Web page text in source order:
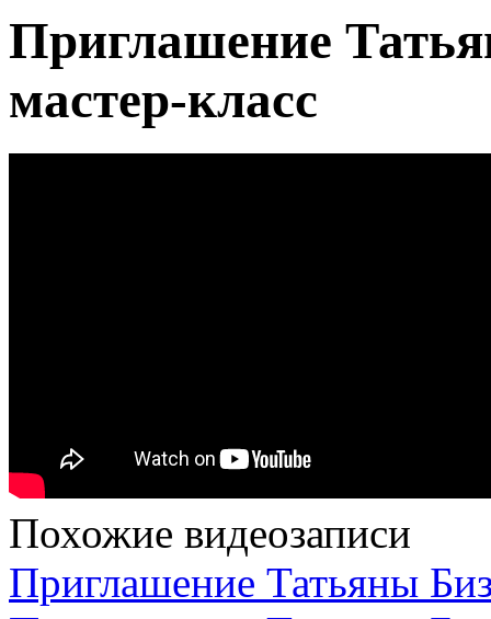
Приглашение
мастер-класс
Похожие видеозаписи
Приглашение Татьяны